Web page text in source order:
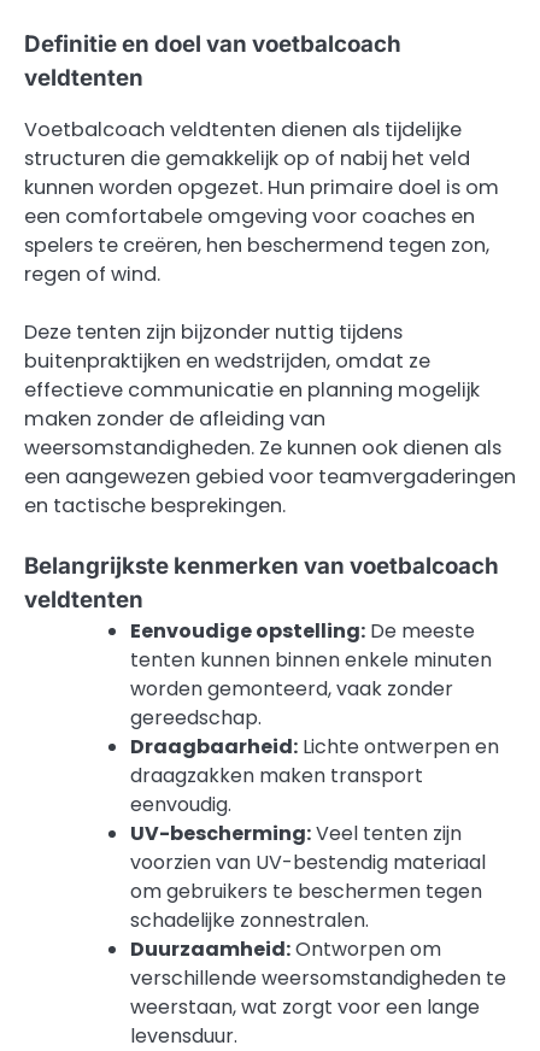
Definitie en doel van voetbalcoach
veldtenten
Voetbalcoach veldtenten dienen als tijdelijke
structuren die gemakkelijk op of nabij het veld
kunnen worden opgezet. Hun primaire doel is om
een comfortabele omgeving voor coaches en
spelers te creëren, hen beschermend tegen zon,
regen of wind.
Deze tenten zijn bijzonder nuttig tijdens
buitenpraktijken en wedstrijden, omdat ze
effectieve communicatie en planning mogelijk
maken zonder de afleiding van
weersomstandigheden. Ze kunnen ook dienen als
een aangewezen gebied voor teamvergaderingen
en tactische besprekingen.
Belangrijkste kenmerken van voetbalcoach
veldtenten
Eenvoudige opstelling: De meeste
tenten kunnen binnen enkele minuten
worden gemonteerd, vaak zonder
gereedschap.
Draagbaarheid: Lichte ontwerpen en
draagzakken maken transport
eenvoudig.
UV-bescherming:Veel tenten zijn
voorzien van UV-bestendig materiaal
om gebruikers te beschermen tegen
schadelijke zonnestralen.
Duurzaamheid:Ontworpen om
verschillende weersomstandigheden te
weerstaan, wat zorgt voor een lange
levensduur.